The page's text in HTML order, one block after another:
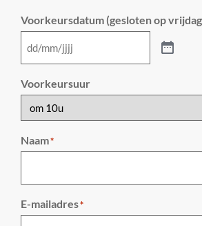
Voorkeursdatum (gesloten op
Voorkeursuur
Naam*
E-mailadres*